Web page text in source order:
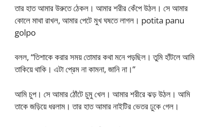
তার হাত আমার উরুতে ঠেকল। আমার শরীর কেঁপে উঠল। সে আমার
কোলে মাথা রাখল, আমার পেটে মুখ ঘষতে লাগল। potita panu
golpo
বলল, “তিশাকে করার সময় তোমার কথা মনে পড়ছিল। তুমি হাঁটলে আমি
তাকিয়ে থাকি। এটা প্রেম না কামনা, জানি না।”
আমি চুপ। সে আমার ঠোঁটে চুমু খেল। আমার শরীরে ঝড় উঠল। আমি
তাকে জড়িয়ে ধরলাম। তার হাত আমার নাইটির ভেতর ঢুকে গেল।